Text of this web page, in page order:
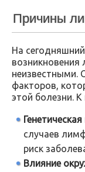
Причины
На
неизвестными.
факторов,
этой болезни.
случаев
риск
Влияние